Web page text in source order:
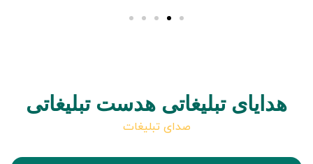
هدایای تبلیغاتی هدست تبلیغاتی
صدای تبلیغات